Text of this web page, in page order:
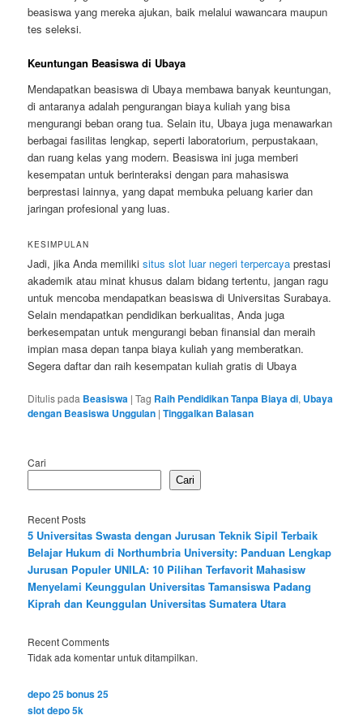
beasiswa yang mereka ajukan, baik melalui wawancara maupun
tes seleksi.
Keuntungan Beasiswa di Ubaya
Mendapatkan beasiswa di Ubaya membawa banyak keuntungan,
di antaranya adalah pengurangan biaya kuliah yang bisa
mengurangi beban orang tua. Selain itu, Ubaya juga menawarkan
berbagai fasilitas lengkap, seperti laboratorium, perpustakaan,
dan ruang kelas yang modern. Beasiswa ini juga memberi
kesempatan untuk berinteraksi dengan para mahasiswa
berprestasi lainnya, yang dapat membuka peluang karier dan
jaringan profesional yang luas.
KESIMPULAN
Jadi, jika Anda memilikisitus slot luar negeri terpercaya prestasi
akademik atau minat khusus dalam bidang tertentu, jangan ragu
untuk mencoba mendapatkan beasiswa di Universitas Surabaya.
Selain mendapatkan pendidikan berkualitas, Anda juga
berkesempatan untuk mengurangi beban finansial dan meraih
impian masa depan tanpa biaya kuliah yang memberatkan.
Segera daftar dan raih kesempatan kuliah gratis di Ubaya
Ditulis pada Beasiswa |Tag Raih Pendidikan Tanpa Biaya di, Ubaya
dengan Beasiswa Unggulan |Tinggalkan Balasan
Cari
Cari
Recent Posts
5 Universitas Swasta dengan Jurusan Teknik Sipil Terbaik
Belajar Hukum di Northumbria University: Panduan Lengkap
Jurusan Populer UNILA: 10 Pilihan Terfavorit Mahasisw
Menyelami Keunggulan Universitas Tamansiswa Padang
Kiprah dan Keunggulan Universitas Sumatera Utara
Recent Comments
Tidak ada komentar untuk ditampilkan.
depo 25 bonus 25
slot depo 5k